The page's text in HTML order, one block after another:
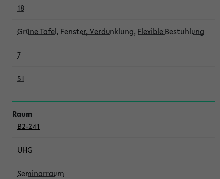
18
Grüne Tafel, Fenster, Verdunklung, Flexible Bestuhlung
7
51
B2-241
UHG
Seminarraum